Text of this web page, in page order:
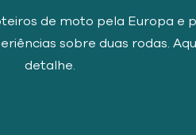
de moto pela Europa e
sobre duas rodas.
detalhe.